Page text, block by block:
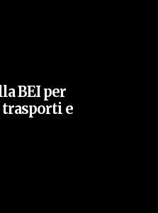
BEI per
e